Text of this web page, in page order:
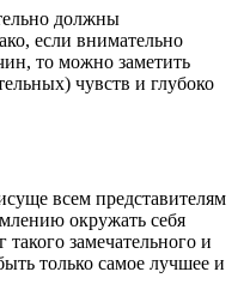
должны
если внимательно
то можно заметить
чувств и глубоко
всем представителям
окружать себя
замечательного и
только самое лучшее и